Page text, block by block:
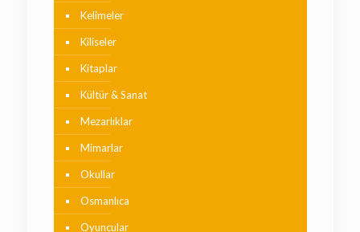
Kelimeler
Kiliseler
Kitaplar
Kültür & Sanat
Mezarlıklar
Mimarlar
Okullar
Osmanlıca
Oyuncular